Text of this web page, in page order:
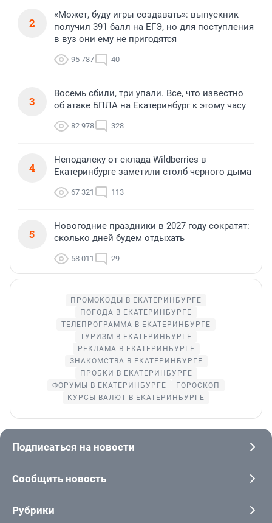
2
«Может, буду игры создавать»: выпускник
получил 391 балл на ЕГЭ, но для поступления
в вуз они ему не пригодятся
95 787 40
3
Восемь сбили, три упали. Все, что известно
об атаке БПЛА на Екатеринбург к этому часу
82 978 328
4
Неподалеку от склада Wildberries в
Екатеринбурге заметили столб черного дыма
67 321 113
5
Новогодние праздники в 2027 году сократят:
сколько дней будем отдыхать
58 011 29
ПРОМОКОДЫ В ЕКАТЕРИНБУРГЕ
ПОГОДА В ЕКАТЕРИНБУРГЕ
ТЕЛЕПРОГРАММА В ЕКАТЕРИНБУРГЕ
ТУРИЗМ В ЕКАТЕРИНБУРГЕ
РЕКЛАМА В ЕКАТЕРИНБУРГЕ
ЗНАКОМСТВА В ЕКАТЕРИНБУРГЕ
ПРОБКИ В ЕКАТЕРИНБУРГЕ
ФОРУМЫ В ЕКАТЕРИНБУРГЕ
ГОРОСКОП
КУРСЫ ВАЛЮТ В ЕКАТЕРИНБУРГЕ
Подписаться на новости
Сообщить новость
Рубрики